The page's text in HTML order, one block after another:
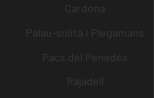
Cardona
Palau-solità i Plegamans
Pacs del Penedès
Rajadell